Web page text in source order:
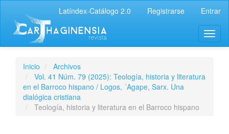
Latíndex-Catálogo 2.0 Registrarse Entrar
Inicio
Archivos
Vol. 41 Núm. 79 (2025): Teología, historia y literatura
en el Barroco hispano / Logos, ´Agape, Sarx. Una
dialógica cristiana
Teología, historia y literatura en el Barroco hispano